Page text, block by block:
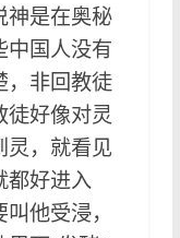
神是在奥秘
中国人没有
，非回教徒
徒好像对灵
灵，就看见
都好进入
他受浸，